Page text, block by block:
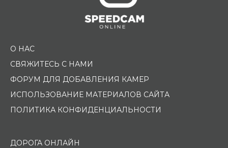
О НАС
СВЯЖИТЕСЬ С НАМИ
ФОРУМ ДЛЯ ДОБАВЛЕНИЯ КАМЕР
ИСПОЛЬЗОВАНИЕ МАТЕРИАЛОВ САЙТА
ПОЛИТИКА КОНФИДЕНЦИАЛЬНОСТИ
ДОРОГА ОНЛАЙН